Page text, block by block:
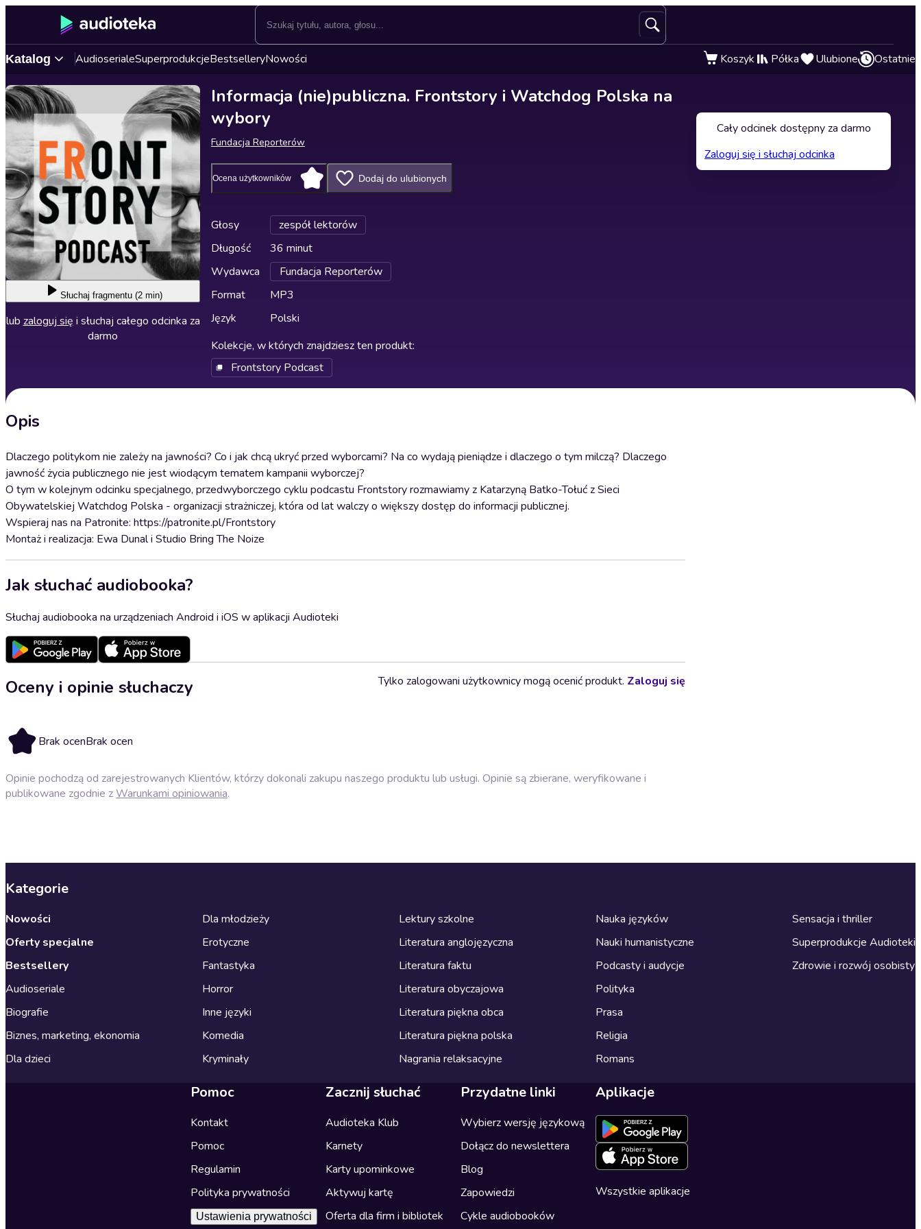
Katalog AudioserialeSuperprodukcjeBestselleryNowości Koszyk Półka Ulubione Ostatnie
Słuchaj fragmentu (2 min)
lub zaloguj się i słuchaj całego odcinka za
darmo
Informacja (nie)publiczna. Frontstory i Watchdog Polska na
wybory
Fundacja Reporterów
Ocena użytkowników Dodaj do ulubionych
Głosy
zespół lektorów
Długość
36 minut
Wydawca
Fundacja Reporterów
Format
MP3
Język
Polski
Kolekcje, w których znajdziesz ten produkt:
Frontstory Podcast
Opis
Dlaczego politykom nie zależy na jawności? Co i jak chcą ukryć przed wyborcami? Na co wydają pieniądze i dlaczego o tym milczą? Dlaczego
jawność życia publicznego nie jest wiodącym tematem kampanii wyborczej?
O tym w kolejnym odcinku specjalnego, przedwyborczego cyklu podcastu Frontstory rozmawiamy z Katarzyną Batko-Tołuć z Sieci
Obywatelskiej Watchdog Polska - organizacji strażniczej, która od lat walczy o większy dostęp do informacji publicznej.
Wspieraj nas na Patronite: https://patronite.pl/Frontstory
Montaż i realizacja: Ewa Dunal i Studio Bring The Noize
Jak słuchać audiobooka?
Słuchaj audiobooka na urządzeniach Android i iOS w aplikacji Audioteki
Oceny i opinie słuchaczy
Brak ocenBrak ocen
Tylko zalogowani użytkownicy mogą ocenić produkt. Zaloguj się
Opinie pochodzą od zarejestrowanych Klientów, którzy dokonali zakupu naszego produktu lub usługi. Opinie są zbierane, weryfikowane i
publikowane zgodnie zWarunkami opiniowania.
Cały odcinek dostępny za darmo
Zaloguj się i słuchaj odcinka
Kategorie
Nowości
Oferty specjalne
Bestsellery
Audioseriale
Biografie
Biznes, marketing, ekonomia
Dla dzieci
Dla młodzieży
Erotyczne
Fantastyka
Horror
Inne języki
Komedia
Kryminały
Lektury szkolne
Literatura anglojęzyczna
Literatura faktu
Literatura obyczajowa
Literatura piękna obca
Literatura piękna polska
Nagrania relaksacyjne
Nauka języków
Nauki humanistyczne
Podcasty i audycje
Polityka
Prasa
Religia
Romans
Sensacja i thriller
Superprodukcje Audioteki
Zdrowie i rozwój osobisty
Pomoc
Kontakt
Pomoc
Regulamin
Polityka prywatności
Ustawienia prywatności
Zacznij słuchać
Audioteka Klub
Karnety
Karty upominkowe
Aktywuj kartę
Oferta dla firm i bibliotek
Przydatne linki
Wybierz wersję językową
Dołącz do newslettera
Blog
Zapowiedzi
Cykle audiobooków
Aplikacje
Wszystkie aplikacje